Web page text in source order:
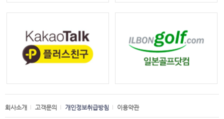
회사소개 고객문의 개인정보취급방침 이용약관